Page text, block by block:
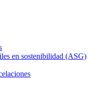
en sostenibilidad (ASG)